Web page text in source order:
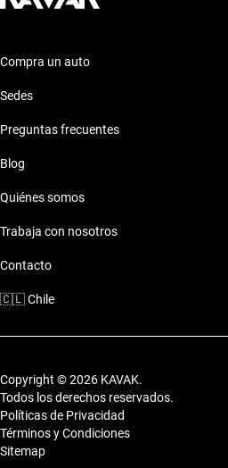
Compra un auto
Sedes
Preguntas frecuentes
Blog
Quiénes somos
Trabaja con nosotros
Contacto
🇨🇱Chile
Copyright © 2026 KAVAK.
Todos los derechos reservados.
Políticas de Privacidad
Términos y Condiciones
Sitemap